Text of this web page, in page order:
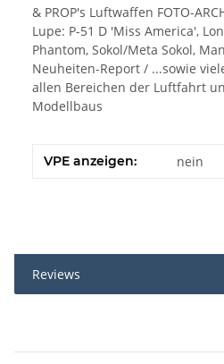
& PROP's Luftwaffen FOTO-
Lupe: P-51 D 'Miss America',
Phantom, Sokol/Meta Sokol,
Neuheiten-Report / ...sowie
allen Bereichen der Luftfahrt
Modellbaus
VPE anzeigen: nein
Reviews